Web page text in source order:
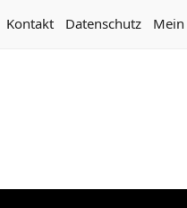
Kontakt Datenschutz Mein